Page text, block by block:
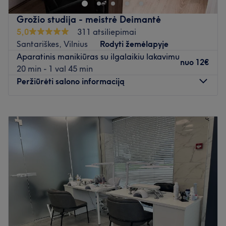
Grožio studija - meistrė Deimantė
5,0
311 atsiliepimai
Santariškes, Vilnius
Rodyti žemėlapyje
Aparatinis manikiūras su ilgalaikiu lakavimu
20 min - 1 val 45 min
nuo 12€
Peržiūrėti salono informaciją
Antradienis
08:00–17:30
08:00–
20:00
Ketvirtadienis
08:00–
17:30
Penktadienis
08:00–
Uždaryta
Sekmadienis
Uždaryta
Pasirūpinkite savimi Grožio studijoje pas meistrę
Deimantę, kuri yra įsikūrusi Vilniuje, parduotuvės „Norfa“